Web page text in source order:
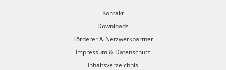
Kontakt
Downloads
Förderer & Netzwerkpartner
Impressum & Datenschutz
Inhaltsverzeichnis